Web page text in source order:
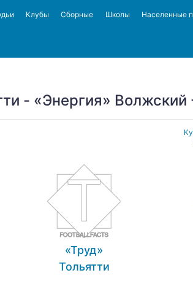
Клубы Сборные Школы Населенные
- «Энергия» Волжский
«Труд»
Тольятти